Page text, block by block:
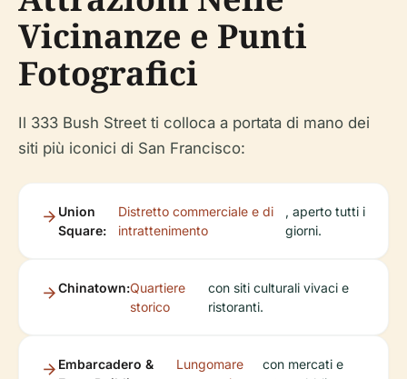
Vicinanze e Punti
Fotografici
Il 333 Bush Street ti colloca a portata di mano dei
siti più iconici di San Francisco:
Union
Square:
Distretto commerciale e di
intrattenimento
, aperto tutti i
giorni.
Chinatown:Quartiere
storico
con siti culturali vivaci e
ristoranti.
Embarcadero &
Lungomare
con mercati e